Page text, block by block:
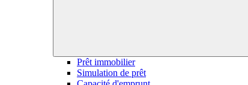
Prêt immobilier
Simulation de prêt